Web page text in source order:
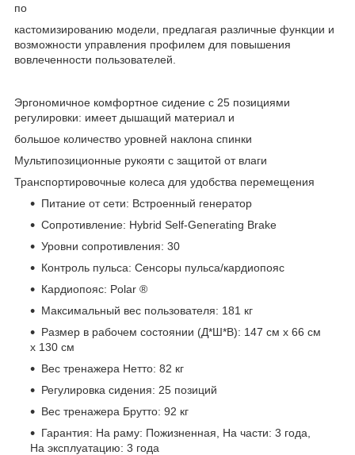
по
кастомизированию модели, предлагая различные функции и
возможности управления профилем для повышения
вовлеченности пользователей.
Эргономичное комфортное сидение с 25 позициями
регулировки: имеет дышащий материал и
большое количество уровней наклона спинки
Мультипозиционные рукояти с защитой от влаги
Транспортировочные колеса для удобства перемещения
Питание от сети: Встроенный генератор
Сопротивление: Hybrid Self-Generating Brake
Уровни сопротивления: 30
Контроль пульса: Сенсоры пульса/кардиопояс
Кардиопояс: Polar ®
Максимальный вес пользователя: 181 кг
Размер в рабочем состоянии (Д*Ш*В): 147 см x 66 см
x 130 см
Вес тренажера Нетто: 82 кг
Регулировка сидения: 25 позиций
Вес тренажера Брутто: 92 кг
Гарантия: На раму: Пожизненная, На части: 3 года,
На эксплуатацию: 3 года